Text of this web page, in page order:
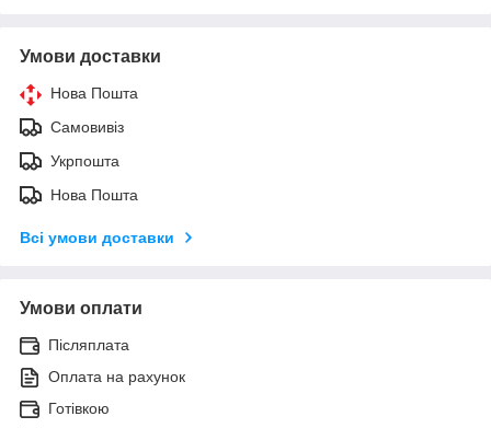
Умови доставки
Нова Пошта
Самовивіз
Укрпошта
Нова Пошта
Всі умови доставки
Умови оплати
Післяплата
Оплата на рахунок
Готівкою